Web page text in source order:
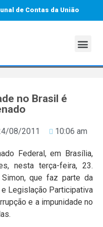
de Contas da União
no Brasil é
08/2011 10:06 am
Federal, em Brasília,
nesta terça-feira, 23.
que faz parte da
Legislação Participativa
e a impunidade no